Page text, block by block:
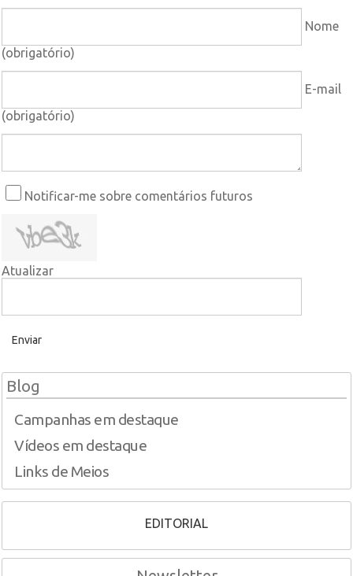
Nome
(obrigatório)
E-mail
(obrigatório)
Notificar-me sobre comentários futuros
Atualizar
Enviar
Blog
Campanhas em destaque
Vídeos em destaque
Links de Meios
EDITORIAL